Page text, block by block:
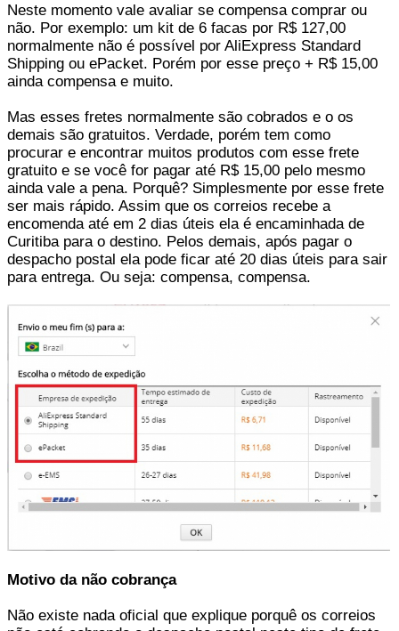
Neste momento vale avaliar se compensa comprar ou
não. Por exemplo: um kit de 6 facas por R$ 127,00
normalmente não é possível por AliExpress Standard
Shipping ou ePacket. Porém por esse preço + R$ 15,00
ainda compensa e muito.
Mas esses fretes normalmente são cobrados e o os
demais são gratuitos. Verdade, porém tem como
procurar e encontrar muitos produtos com esse frete
gratuito e se você for pagar até R$ 15,00 pelo mesmo
ainda vale a pena. Porquê? Simplesmente por esse frete
ser mais rápido. Assim que os correios recebe a
encomenda até em 2 dias úteis ela é encaminhada de
Curitiba para o destino. Pelos demais, após pagar o
despacho postal ela pode ficar até 20 dias úteis para sair
para entrega. Ou seja: compensa, compensa.
Motivo da não cobrança
Não existe nada oficial que explique porquê os correios